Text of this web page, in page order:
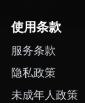
使用条款
服务条款
隐私政策
未成年人政策